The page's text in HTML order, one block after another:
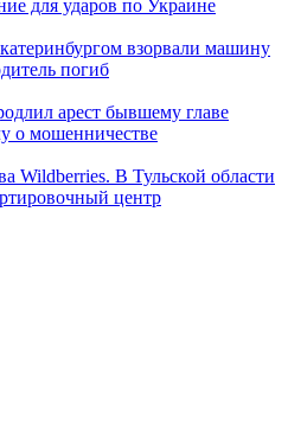
для ударов по Украине
взорвали машину
погиб
арест бывшему главе
о мошенничестве
Wildberries. В Тульской области
центр